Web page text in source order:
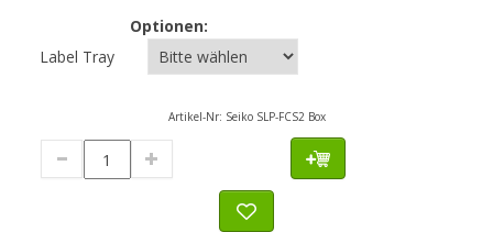
Optionen:
Label Tray
Artikel-Nr: Seiko SLP-FCS2 Box